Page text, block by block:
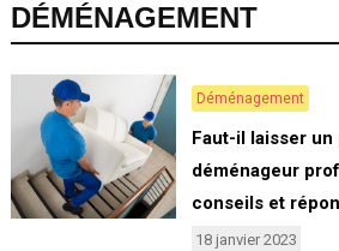
DÉMÉNAGEMENT
Déménagement
Faut-il laisser
déménageur
conseils et
18 janvier 2023